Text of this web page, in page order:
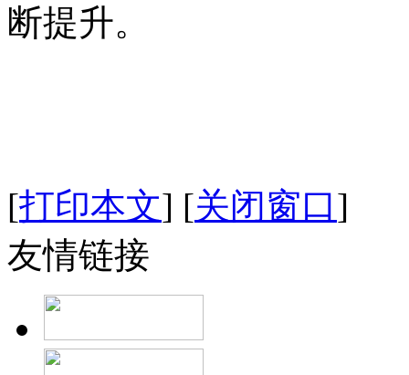
断提升。
[打印本文] [关闭窗口]
友情链接